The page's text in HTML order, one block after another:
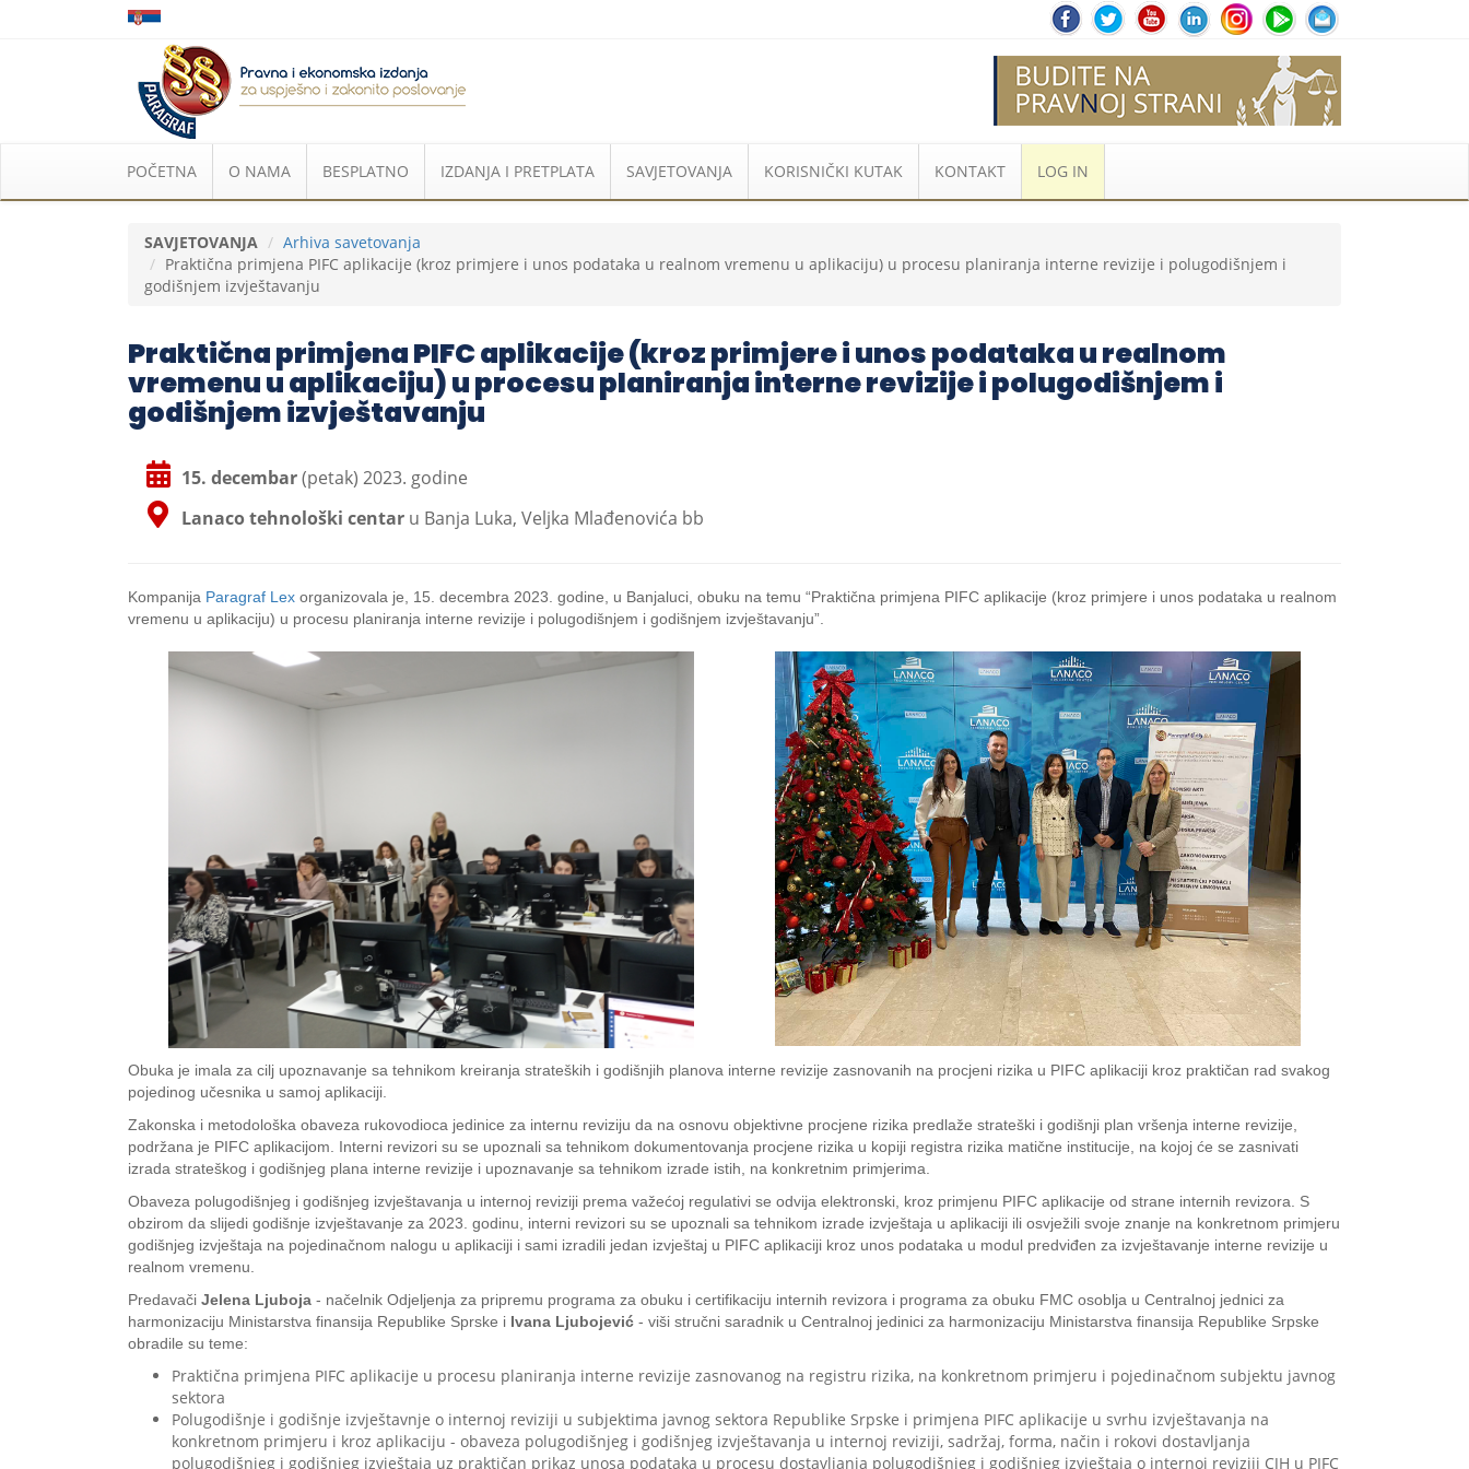
POČETNA O NAMA BESPLATNO IZDANJA I PRETPLATA SAVJETOVANJA KORISNIČKI KUTAK KONTAKT LOG IN
SAVJETOVANJA
Arhiva savetovanja
Praktična primjena PIFC aplikacije (kroz primjere i unos podataka u realnom vremenu u aplikaciju) u procesu planiranja interne revizije i polugodišnjem i
godišnjem izvještavanju
Praktična primjena PIFC aplikacije (kroz primjere i unos podataka u realnom
vremenu u aplikaciju) u procesu planiranja interne revizije i polugodišnjem i
godišnjem izvještavanju
15. decembar(petak) 2023. godine
Lanaco tehnološki centar u Banja Luka, Veljka Mlađenovića bb
Kompanija Paragraf Lex organizovala je, 15. decembra 2023. godine, u Banjaluci, obuku na temu “Praktična primjena PIFC aplikacije (kroz primjere i unos podataka u realnom
vremenu u aplikaciju) u procesu planiranja interne revizije i polugodišnjem i godišnjem izvještavanju”.
Obuka je imala za cilj upoznavanje sa tehnikom kreiranja strateških i godišnjih planova interne revizije zasnovanih na procjeni rizika u PIFC aplikaciji kroz praktičan rad svakog
pojedinog učesnika u samoj aplikaciji.
Zakonska i metodološka obaveza rukovodioca jedinice za internu reviziju da na osnovu objektivne procjene rizika predlaže strateški i godišnji plan vršenja interne revizije,
podržana je PIFC aplikacijom. Interni revizori su se upoznali sa tehnikom dokumentovanja procjene rizika u kopiji registra rizika matične institucije, na kojoj će se zasnivati
izrada strateškog i godišnjeg plana interne revizije i upoznavanje sa tehnikom izrade istih, na konkretnim primjerima.
Obaveza polugodišnjeg i godišnjeg izvještavanja u internoj reviziji prema važećoj regulativi se odvija elektronski, kroz primjenu PIFC aplikacije od strane internih revizora. S
obzirom da slijedi godišnje izvještavanje za 2023. godinu, interni revizori su se upoznali sa tehnikom izrade izvještaja u aplikaciji ili osvježili svoje znanje na konkretnom primjeru
godišnjeg izvještaja na pojedinačnom nalogu u aplikaciji i sami izradili jedan izvještaj u PIFC aplikaciji kroz unos podataka u modul predviđen za izvještavanje interne revizije u
realnom vremenu.
Predavači Jelena Ljuboja - načelnik Odjeljenja za pripremu programa za obuku i certifikaciju internih revizora i programa za obuku FMC osoblja u Centralnoj jednici za
harmonizaciju Ministarstva finansija Republike Sprske i Ivana Ljubojević - viši stručni saradnik u Centralnoj jedinici za harmonizaciju Ministarstva finansija Republike Srpske
obradile su teme:
Praktična primjena PIFC aplikacije u procesu planiranja interne revizije zasnovanog na registru rizika, na konkretnom primjeru i pojedinačnom subjektu javnog
sektora
Polugodišnje i godišnje izvještavnje o internoj reviziji u subjektima javnog sektora Republike Srpske i primjena PIFC aplikacije u svrhu izvještavanja na
konkretnom primjeru i kroz aplikaciju - obaveza polugodišnjeg i godišnjeg izvještavanja u internoj reviziji, sadržaj, forma, način i rokovi dostavljanja
polugodišnjeg i godišnjeg izvještaja uz praktičan prikaz unosa podataka u procesu dostavljanja polugodišnjeg i godišnjeg izvještaja o internoj reviziji CJH u PIFC